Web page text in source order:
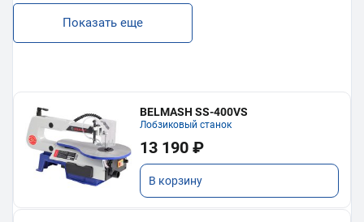
Показать еще
BELMASH SS-400VS
Лобзиковый станок
13 190 ₽
В корзину